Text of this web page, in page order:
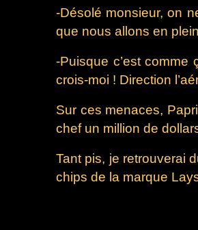
-Désolé monsieur, on
que nous allons en
-Puisque c’est
crois-moi ! Direction
Sur ces menaces,
chef un million de
Tant pis, je retrouverai
chips de la marque